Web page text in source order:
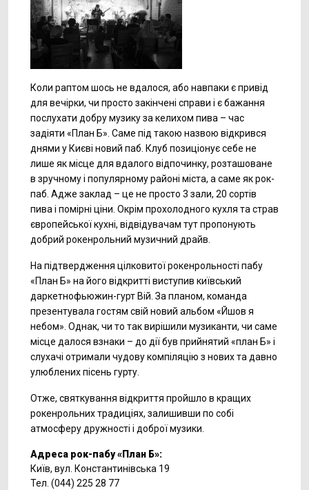
Коли раптом шось не вдалося, або навпаки є привід
для вечірки, чи просто закінчені справи і є бажання
послухати добру музику за келихом пива – час
задіяти «План Б». Саме під такою назвою відкрився
днями у Києві новий паб. Клуб позиціонує себе не
лише як місце для вдалого відпочинку, розташоване
в зручному і популярному районі міста, а саме як рок-
паб. Адже заклад – це не просто 3 зали, 20 сортів
пива і помірні ціни. Окрім прохолодного кухля та страв
європейської кухні, відвідувачам тут пропонують
добрий рокенрольний музичний драйв.
На підтвердження цілковитої рокенрольності пабу
«План Б» на його відкритті виступив київський
даркетнофьюжин-гурт Вій. За планом, команда
презентувала гостям свій новий альбом «Йшов я
небом». Однак, чи то так вирішили музиканти, чи саме
місце далося взнаки – до дії був прийнятий «план Б» і
слухачі отримали чудову компіляцію з нових та давно
улюблених пісень гурту.
Отже, святкування відкриття пройшло в кращих
рокенрольних традиціях, залишивши по собі
атмосферу дружності і доброї музики.
Адреса рок-пабу «План Б»:
Київ, вул. Константинівська 19
Тел. (044) 225 28 77